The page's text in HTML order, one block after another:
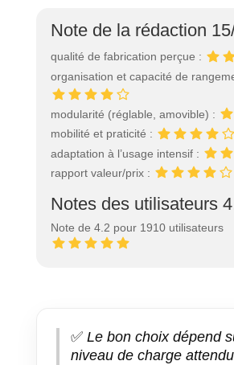
Note de la rédaction
qualité de fabrication perçue :
organisation et capacité de
modularité (réglable, amovible) :
mobilité et praticité :
adaptation à l’usage intensif :
rapport valeur/prix :
Notes des utilisateurs
Note de 4.2 pour 1910 utilisateurs
✅Le bon choix dépend
niveau de charge